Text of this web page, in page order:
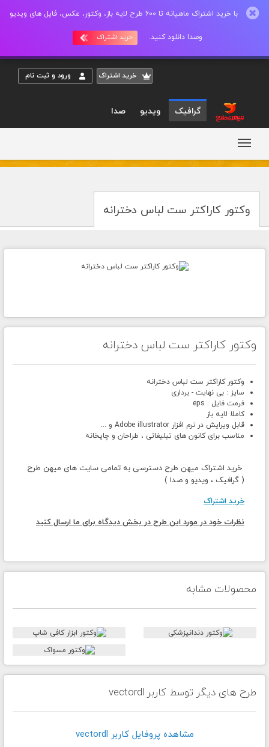
با خرید اشتراک ماهیانه تا 600 طرح لایه باز، وکتور، عکس، فایل های ویدیو
وصدا دانلود کنید. خرید اشتراک
خريد اشتراک ورود و ثبت نام
گرافیک ویدیو صدا
وکتور کاراکتر ست لباس دخترانه
وکتور کاراکتر ست لباس دخترانه
وکتور کاراکتر ست لباس دخترانه
سایز : بی نهایت - برداری
فرمت فایل : eps
کاملا لایه باز
قابل ویرایش در نرم افزار Adobe illustrator و ...
مناسب برای کانون های تبلیغاتی ، طراحان و چاپخانه
خرید اشتراک میهن طرح دسترسی به تمامی سایت های میهن طرح
( گرافیک ، ویدیو و صدا )
خرید اشتراک
نظرات خود در مورد این طرح در بخش دیدگاه برای ما ارسال کنید
محصولات مشابه
طرح های دیگر توسط کاربر vectordl
مشاهده پروفايل کاربر vectordl